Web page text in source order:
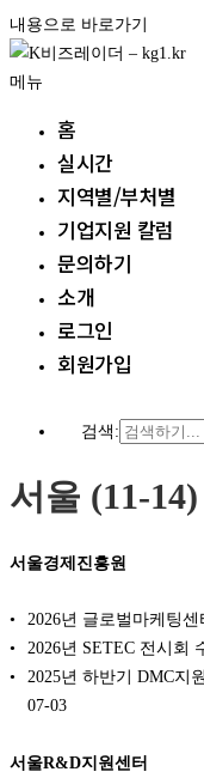
내용으로 바로가기
메뉴
홈
실시간
지역별/부처별
기업지원 칼럼
문의하기
소개
로그인
회원가입
검색:
서울 (11-14)
서울경제진흥원
2026년 글로벌마케팅
2026년 SETEC 전시회
2025년 하반기 DMC지
07-03
서울R&D지원센터